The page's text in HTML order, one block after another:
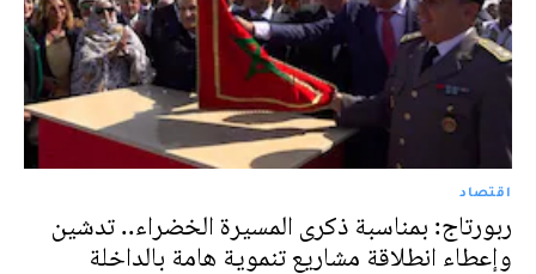
اقتصاد
ربورتاج: بمناسبة ذكرى المسيرة الخضراء.. تدشين
وإعطاء انطلاقة مشاريع تنموية هامة بالداخلة